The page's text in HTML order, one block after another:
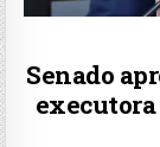
Senado